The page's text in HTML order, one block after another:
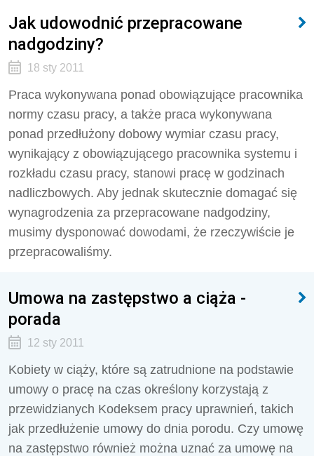
Jak udowodnić przepracowane
nadgodziny?
18 sty 2011
Praca wykonywana ponad obowiązujące pracownika
normy czasu pracy, a także praca wykonywana
ponad przedłużony dobowy wymiar czasu pracy,
wynikający z obowiązującego pracownika systemu i
rozkładu czasu pracy, stanowi pracę w godzinach
nadliczbowych. Aby jednak skutecznie domagać się
wynagrodzenia za przepracowane nadgodziny,
musimy dysponować dowodami, że rzeczywiście je
przepracowaliśmy.
Umowa na zastępstwo a ciąża -
porada
12 sty 2011
Kobiety w ciąży, które są zatrudnione na podstawie
umowy o pracę na czas określony korzystają z
przewidzianych Kodeksem pracy uprawnień, takich
jak przedłużenie umowy do dnia porodu. Czy umowę
na zastępstwo również można uznać za umowę na